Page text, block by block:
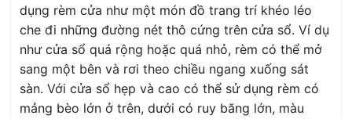
dụng rèm cửa như một món đồ trang trí khéo léo
che đi những đường nét thô cứng trên cửa sổ. Ví dụ
như cửa sổ quá rộng hoặc quá nhỏ, rèm có thể mở
sang một bên và rơi theo chiều ngang xuống sát
sàn. Với cửa sổ hẹp và cao có thể sử dụng rèm có
mảng bèo lớn ở trên, dưới có ruy băng lớn, màu